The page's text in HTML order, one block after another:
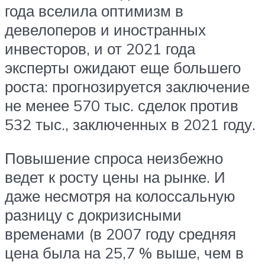
года вселила оптимизм в
девелоперов и иностранных
инвесторов, и от 2021 года
эксперты ожидают еще большего
роста: прогнозируется заключение
не менее 570 тыс. сделок против
532 тыс., заключенных в 2021 году.
Повышение спроса неизбежно
ведет к росту цены на рынке. И
даже несмотря на колоссальную
разницу с докризисными
временами (в 2007 году средняя
цена была на 25,7 % выше, чем в